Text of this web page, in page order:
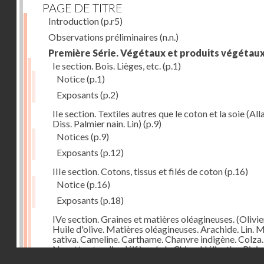
PAGE DE TITRE
Introduction(p.r5)
Observations préliminaires (n.n.)
Première Série. Végétaux et produits
Ie section. Bois. Lièges, etc. (p.1)
Notice(p.1)
Exposants (p.2)
IIe section. Textiles autres que le coton et la soie
Diss. Palmier nain. Lin) (p.9)
Notices (p.9)
Exposants (p.12)
IIIe section. Cotons, tissus et filés de coton(p.16)
Notice(p.16)
Exposants (p.18)
IVe section. Graines et matières oléagineuses.
Huile d'olive. Matières oléagineuses. Arachide. Lin.
sativa. Cameline. Carthame. Chanvre indigène. Colza.
Navette et radis oléifère de la Chine. Hélianthe, Ricin.